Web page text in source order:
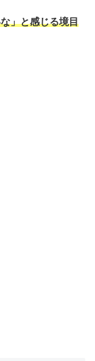
」と感じる境目